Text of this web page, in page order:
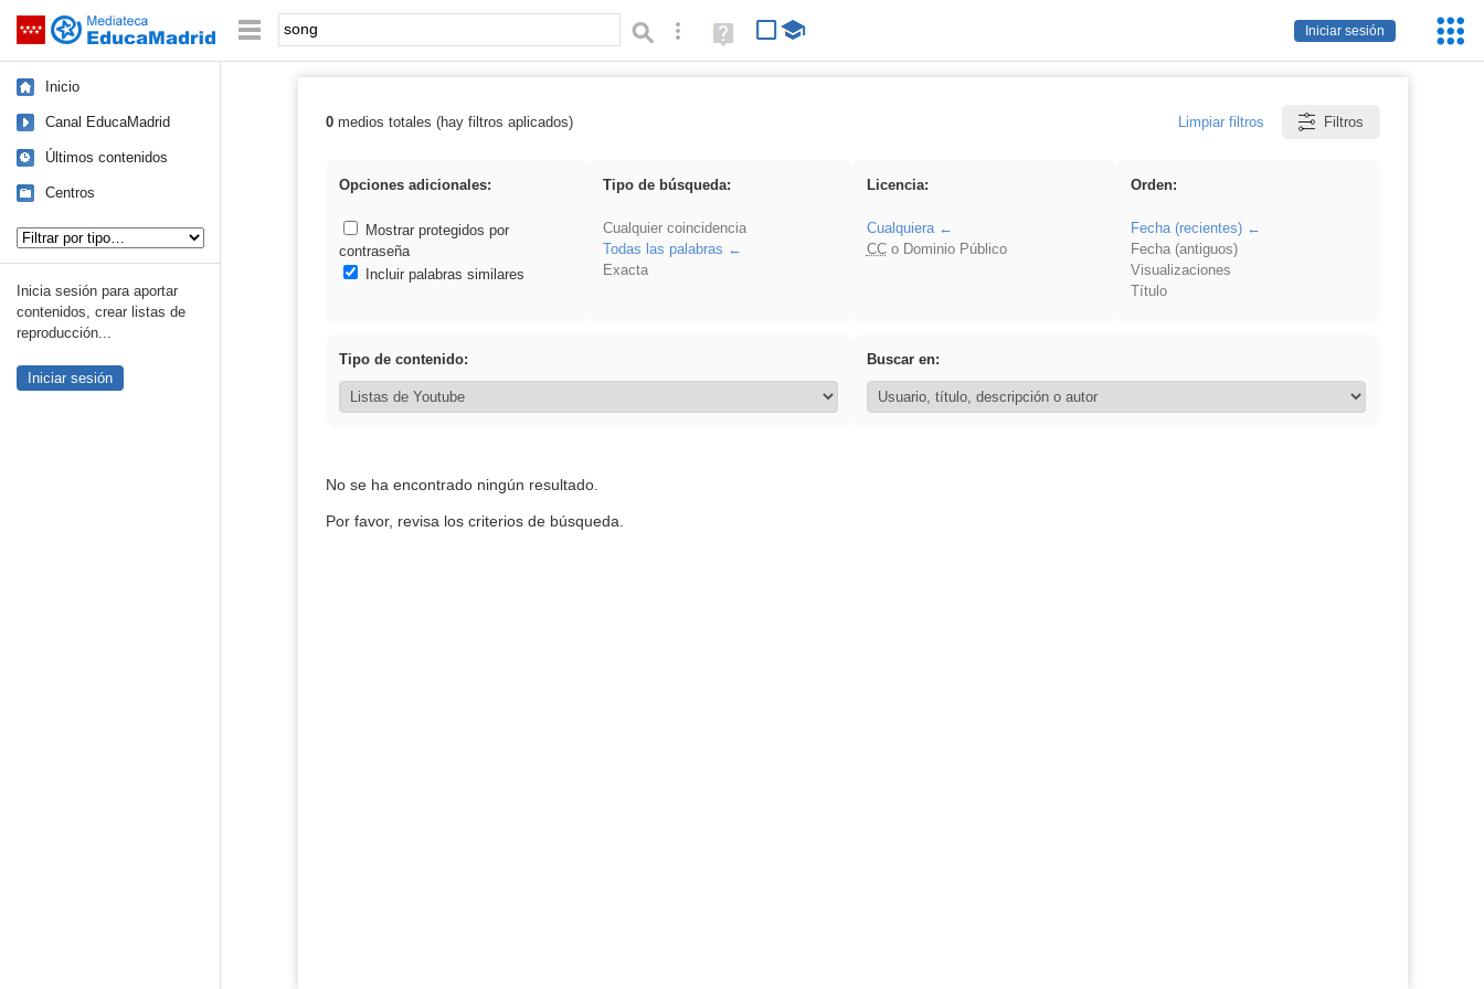
Saltar navegación
Iniciar sesión
Palabra o frase: Búsqueda avanzada
Ayuda
(en
Inicio
Canal EducaMadrid
Últimos contenidos
Centros
Inicia sesión para aportar
contenidos, crear listas de
reproducción...
Iniciar sesión
Resultados de: song
0medios totales (hay filtros aplicados) Limpiar filtros Filtros
Opciones adicionales:
Mostrar protegidos por
contraseña
Incluir palabras similares
Tipo de búsqueda:
Cualquier coincidencia
Todas las palabras
Exacta
Licencia:
Cualquiera
CCo Dominio Público
Orden:
Fecha (recientes)
Fecha (antiguos)
Visualizaciones
Título
Tipo de contenido: Buscar en:
No se ha encontrado ningún resultado.
Por favor, revisa los criterios de búsqueda.